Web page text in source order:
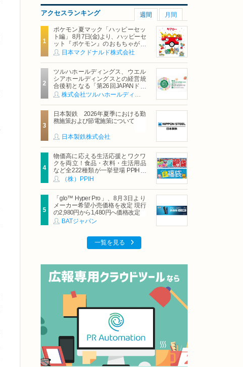
アクセスランキング 週間 月間
ポケモン夏マック「ハッピーセッ
ト編」 8月7日(金)より、ハッピーセ
ット『ポケモン』のおもちゃが期
間限定登場
日本マクドナルド株式会社
ツルハホールディングス、ウエル
シアホールディングスとの経営統
合後初となる「第26回JAPANドラ
ッグストアショー」に出展
株式会社ツルハホールディングス
日本製鉄 2026年夏季における勤
務施策および節電施策について
日本製鉄株式会社
物価高に応える生活応援とワクワ
クを両立！食品・衣料・生活用品
など全222種類が一挙登場 PPIHグ
ループ「夏福袋」＆セール 8月6日
（株）PPIH
「glo™ Hyper Pro」、8月3日より
メーカー希望小売価格を改定 現行
の2,980円から1,480円へ価格改定
BATジャパン
一覧を見る